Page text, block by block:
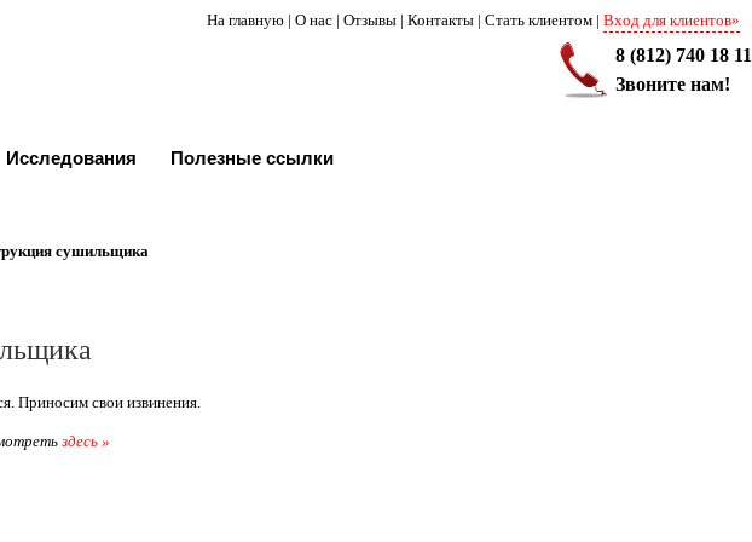
На главную | О нас | Отзывы | Контакты | Стать клиентом | Вход для клиентов»
8 (812) 740 18 11
Звоните нам!
Исследования Полезные ссылки
сушильщика
Приносим свои извинения.
здесь »